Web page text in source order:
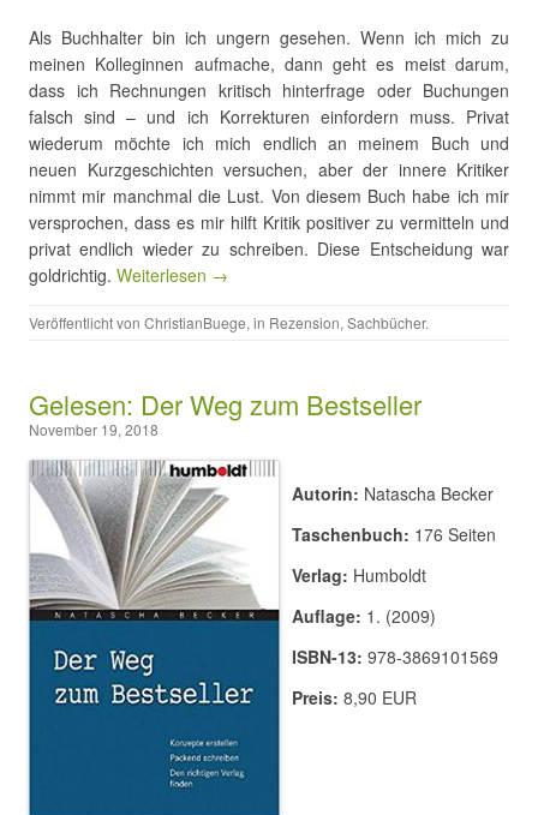
Als Buchhalter bin ich ungern gesehen. Wenn ich mich zu
meinen Kolleginnen aufmache, dann geht es meist darum,
dass ich Rechnungen kritisch hinterfrage oder Buchungen
falsch sind – und ich Korrekturen einfordern muss. Privat
wiederum möchte ich mich endlich an meinem Buch und
neuen Kurzgeschichten versuchen, aber der innere Kritiker
nimmt mir manchmal die Lust. Von diesem Buch habe ich mir
versprochen, dass es mir hilft Kritik positiver zu vermitteln und
privat endlich wieder zu schreiben. Diese Entscheidung war
goldrichtig. Weiterlesen →
Veröffentlicht von ChristianBuege, in Rezension, Sachbücher.
Gelesen: Der Weg zum Bestseller
November 19, 2018
Autorin: Natascha Becker
Taschenbuch: 176 Seiten
Verlag: Humboldt
Auflage: 1. (2009)
ISBN-13: 978-3869101569
Preis: 8,90 EUR